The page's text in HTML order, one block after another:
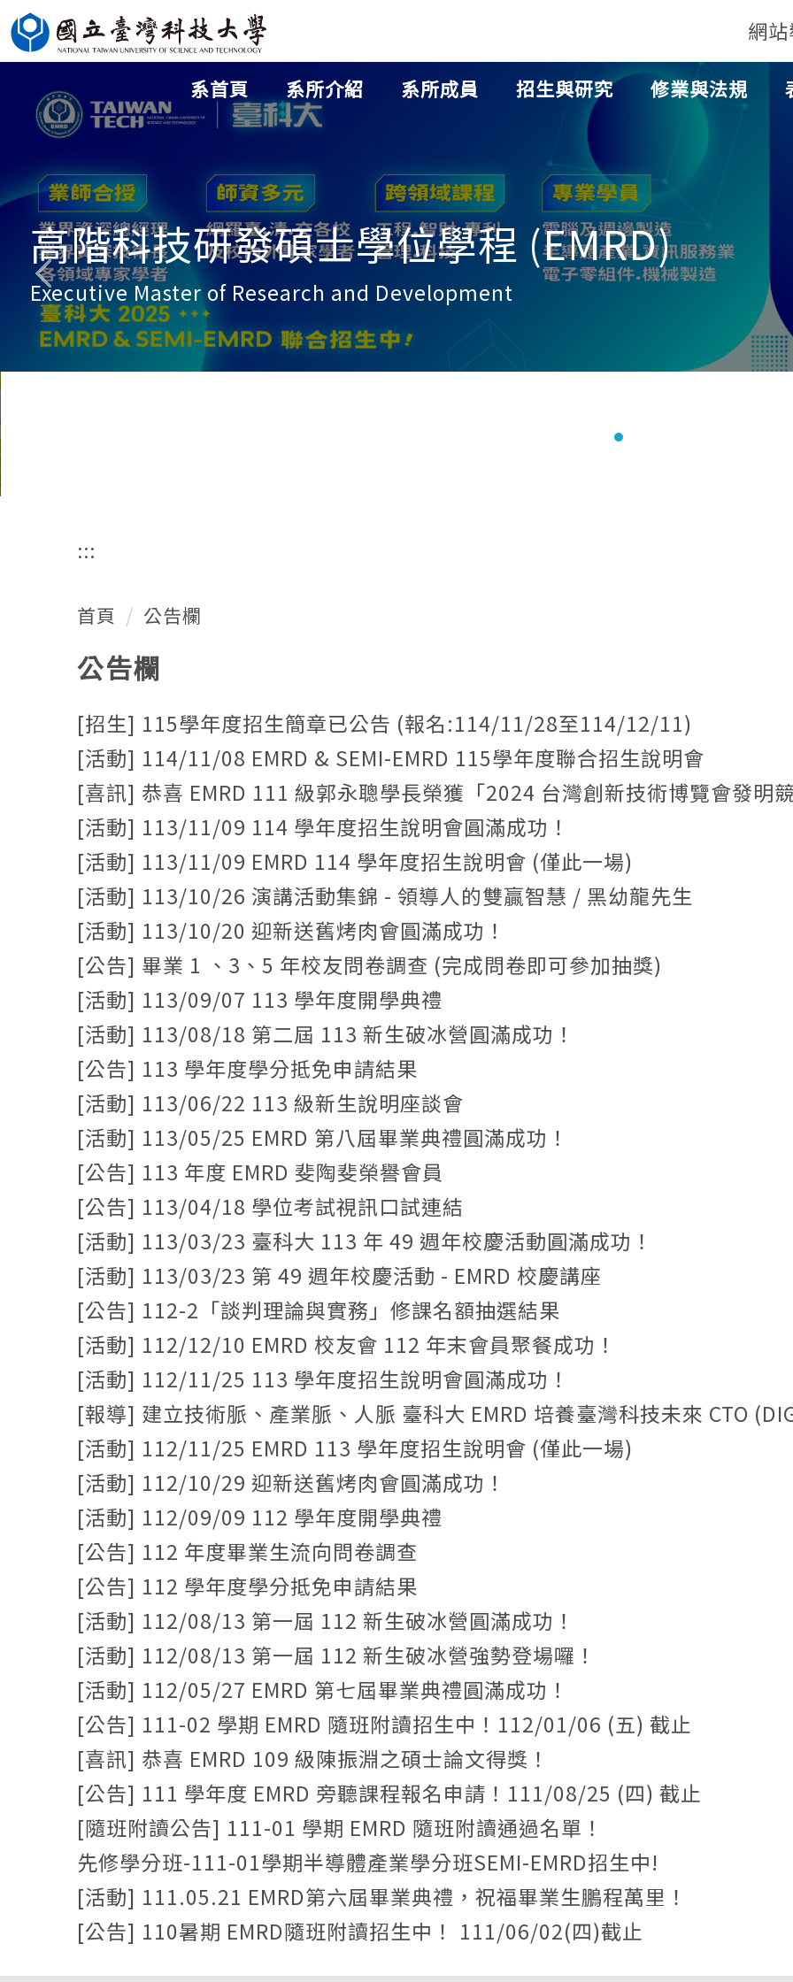
跳
到
區
網
系首頁 系所介紹 系所成員 招生與研究 修業與法規
高階科技研發碩士學位學程 (EMRD)
Executive Master of Research and Development
:::
首頁 公告欄
公告欄
[招生] 115學年度招生簡章已公告 (報名:114/11/28至114/12/11)
[活動] 114/11/08 EMRD & SEMI-EMRD 115學年度聯合招生說明會
[喜訊] 恭喜 EMRD 111 級郭永聰學長榮獲「2024 台灣創新技術博覽會發明
[活動] 113/11/09 114 學年度招生說明會圓滿成功！
[活動] 113/11/09 EMRD 114 學年度招生說明會 (僅此一場)
[活動] 113/10/26 演講活動集錦 - 領導人的雙贏智慧 / 黑幼龍先生
[活動] 113/10/20 迎新送舊烤肉會圓滿成功！
[公告] 畢業 1 、3、5 年校友問卷調查 (完成問卷即可參加抽獎)
[活動] 113/09/07 113 學年度開學典禮
[活動] 113/08/18 第二屆 113 新生破冰營圓滿成功！
[公告] 113 學年度學分抵免申請結果
[活動] 113/06/22 113 級新生說明座談會
[活動] 113/05/25 EMRD 第八屆畢業典禮圓滿成功！
[公告] 113 年度 EMRD 斐陶斐榮譽會員
[公告] 113/04/18 學位考試視訊口試連結
[活動] 113/03/23 臺科大 113 年 49 週年校慶活動圓滿成功！
[活動] 113/03/23 第 49 週年校慶活動 - EMRD 校慶講座
[公告] 112-2「談判理論與實務」修課名額抽選結果
[活動] 112/12/10 EMRD 校友會 112 年末會員聚餐成功！
[活動] 112/11/25 113 學年度招生說明會圓滿成功！
[報導] 建立技術脈、產業脈、人脈 臺科大 EMRD 培養臺灣科技未來 CTO
[活動] 112/11/25 EMRD 113 學年度招生說明會 (僅此一場)
[活動] 112/10/29 迎新送舊烤肉會圓滿成功！
[活動] 112/09/09 112 學年度開學典禮
[公告] 112 年度畢業生流向問卷調查
[公告] 112 學年度學分抵免申請結果
[活動] 112/08/13 第一屆 112 新生破冰營圓滿成功！
[活動] 112/08/13 第一屆 112 新生破冰營強勢登場囉！
[活動] 112/05/27 EMRD 第七屆畢業典禮圓滿成功！
[公告] 111-02 學期 EMRD 隨班附讀招生中！112/01/06 (五) 截止
[喜訊] 恭喜 EMRD 109 級陳振淵之碩士論文得獎！
[公告] 111 學年度 EMRD 旁聽課程報名申請！111/08/25 (四) 截止
[隨班附讀公告] 111-01 學期 EMRD 隨班附讀通過名單！
先修學分班-111-01學期半導體產業學分班SEMI-EMRD招生中!
[活動] 111.05.21 EMRD第六屆畢業典禮，祝福畢業生鵬程萬里！
[公告] 110暑期 EMRD隨班附讀招生中！ 111/06/02(四)截止